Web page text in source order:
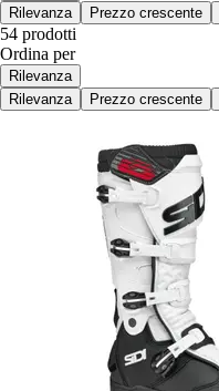
Rilevanza
Prezzo crescente
54 prodotti
Ordina per
Rilevanza
Rilevanza
Prezzo crescente